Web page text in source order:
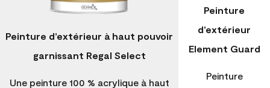
Peinture d’extérieur à haut pouvoir
garnissant Regal Select
Une peinture 100 % acrylique à haut
Peinture
d’extérieur
Element Guard
Peinture